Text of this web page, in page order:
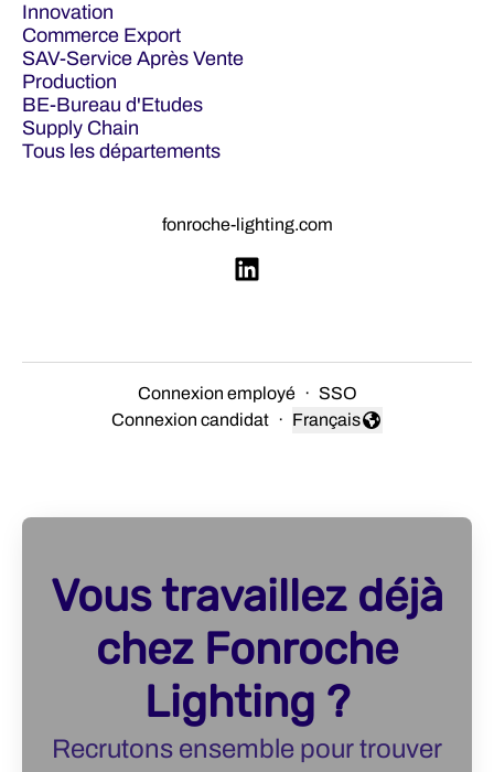
Innovation
Commerce Export
SAV-Service Après Vente
Production
BE-Bureau d'Etudes
Supply Chain
Tous les départements
fonroche-lighting.com
Connexion employé · SSO
Connexion candidat ·
Changer la langue
Français
Vous travaillez déjà
chez Fonroche
Lighting ?
Recrutons ensemble pour trouver